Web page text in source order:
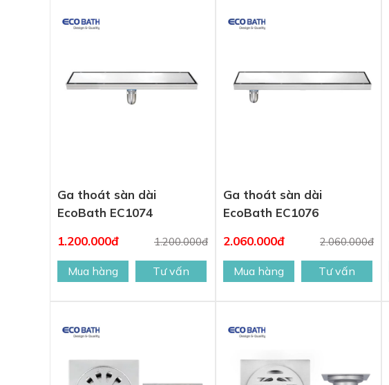
Ga thoát sàn dài
EcoBath EC1074
1.200.000đ
1.200.000đ
Mua hàng Tư vấn
Ga thoát sàn dài
EcoBath EC1076
2.060.000đ
2.060.000đ
Mua hàng Tư vấn